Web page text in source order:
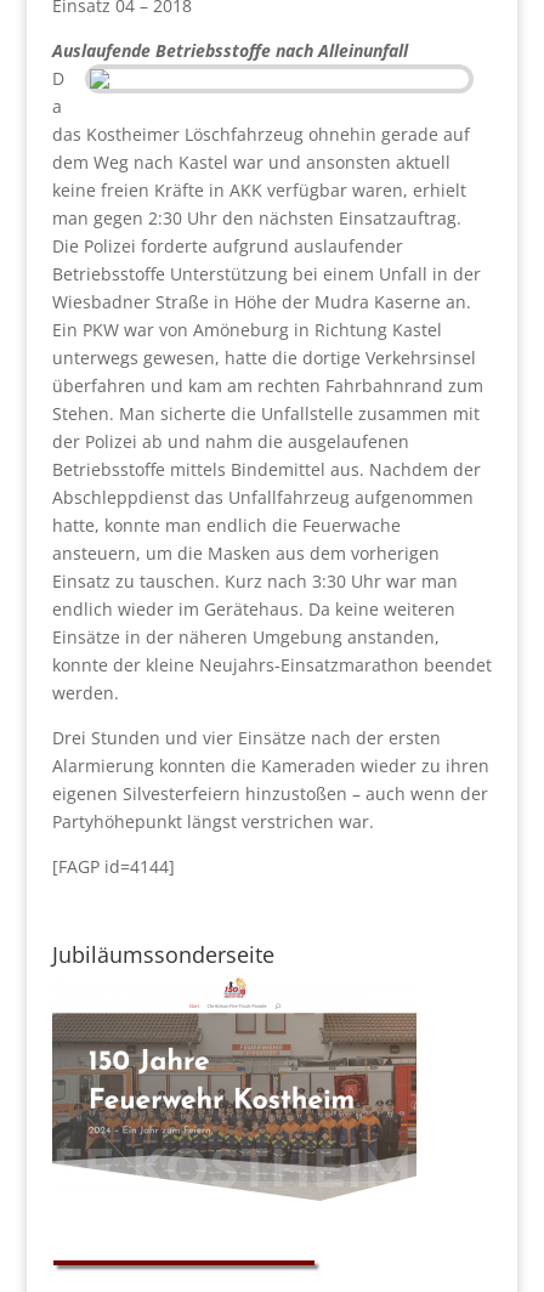
Einsatz 04 – 2018
Auslaufende Betriebsstoffe nach Alleinunfall
D
a
das Kostheimer Löschfahrzeug ohnehin gerade auf
dem Weg nach Kastel war und ansonsten aktuell
keine freien Kräfte in AKK verfügbar waren, erhielt
man gegen 2:30 Uhr den nächsten Einsatzauftrag.
Die Polizei forderte aufgrund auslaufender
Betriebsstoffe Unterstützung bei einem Unfall in der
Wiesbadner Straße in Höhe der Mudra Kaserne an.
Ein PKW war von Amöneburg in Richtung Kastel
unterwegs gewesen, hatte die dortige Verkehrsinsel
überfahren und kam am rechten Fahrbahnrand zum
Stehen. Man sicherte die Unfallstelle zusammen mit
der Polizei ab und nahm die ausgelaufenen
Betriebsstoffe mittels Bindemittel aus. Nachdem der
Abschleppdienst das Unfallfahrzeug aufgenommen
hatte, konnte man endlich die Feuerwache
ansteuern, um die Masken aus dem vorherigen
Einsatz zu tauschen. Kurz nach 3:30 Uhr war man
endlich wieder im Gerätehaus. Da keine weiteren
Einsätze in der näheren Umgebung anstanden,
konnte der kleine Neujahrs-Einsatzmarathon beendet
werden.
Drei Stunden und vier Einsätze nach der ersten
Alarmierung konnten die Kameraden wieder zu ihren
eigenen Silvesterfeiern hinzustoßen – auch wenn der
Partyhöhepunkt längst verstrichen war.
[FAGP id=4144]
Jubiläumssonderseite